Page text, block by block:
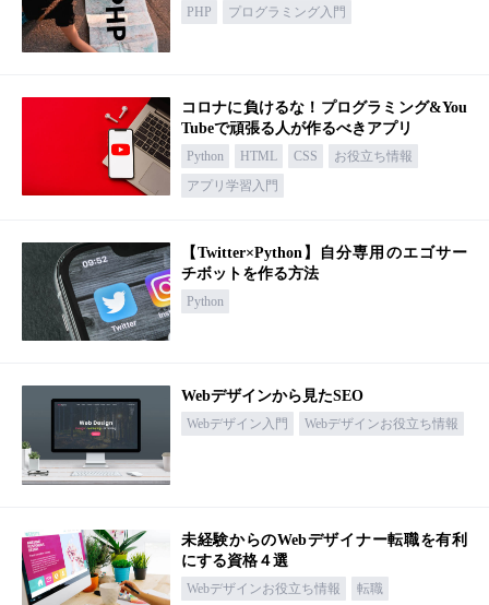
PHP プログラミング入門
コロナに負けるな！プログラミング&You
Tubeで頑張る人が作るべきアプリ
Python HTML CSS
お役立ち情報
アプリ学習入門
【Twitter×Python】自分専用のエゴサー
チボットを作る方法
Python
Webデザインから見たSEO
Webデザイン入門 Webデザインお役立ち情報
未経験からのWebデザイナー転職を有利
にする資格４選
Webデザインお役立ち情報 転職